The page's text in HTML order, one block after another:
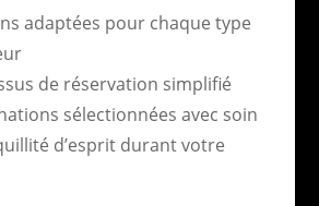
adaptées pour chaque type
de réservation simplifié
sélectionnées avec soin
d’esprit durant votre